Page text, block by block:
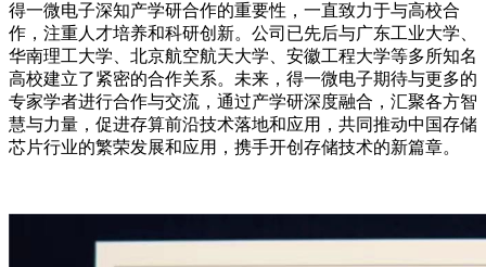
得一微电子深知产学研合作的重要性，一直致力于与高校合
作，注重人才培养和科研创新。公司已先后与广东工业大学、
华南理工大学、北京航空航天大学、安徽工程大学等多所知名
高校建立了紧密的合作关系。未来，得一微电子期待与更多的
专家学者进行合作与交流，通过产学研深度融合，汇聚各方智
慧与力量，促进存算前沿技术落地和应用，共同推动中国存储
芯片行业的繁荣发展和应用，携手开创存储技术的新篇章。